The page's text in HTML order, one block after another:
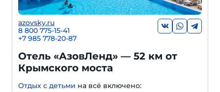
azovsky.ru
8 800 775-15-41
+7 985 778-20-87
Отель «АзовЛенд» — 52 км от
Крымского моста
Отдых с детьми на всё включено: